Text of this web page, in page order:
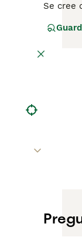
Se cree
A